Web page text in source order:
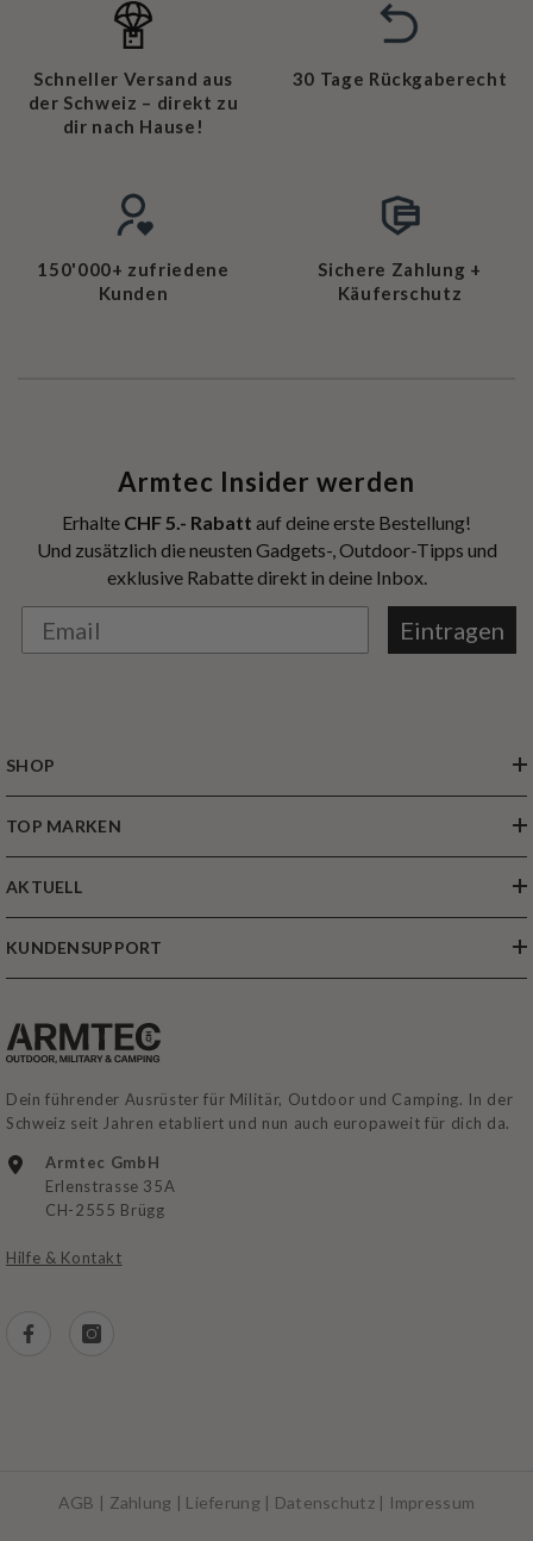
Schneller Versand aus
der Schweiz – direkt zu
dir nach Hause!
30 Tage Rückgaberecht
150'000+ zufriedene
Kunden
Sichere Zahlung +
Käuferschutz
Armtec Insider werden
Erhalte CHF 5.- Rabatt auf deine erste Bestellung!
Und zusätzlich die neusten Gadgets-, Outdoor-Tipps und
exklusive Rabatte direkt in deine Inbox.
Eintragen
SHOP
TOP MARKEN
AKTUELL
KUNDENSUPPORT
Dein führender Ausrüster für Militär, Outdoor und Camping. In der
Schweiz seit Jahren etabliert und nun auch europaweit für dich da.
Armtec GmbH
Erlenstrasse 35A
CH-2555 Brügg
Hilfe & Kontakt
AGB | Zahlung | Lieferung | Datenschutz| Impressum